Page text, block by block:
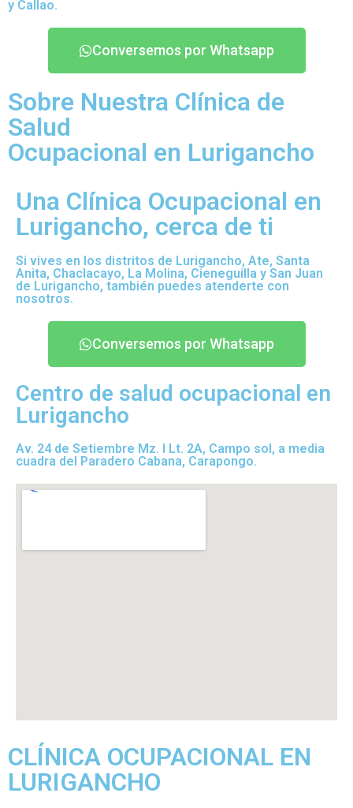
y Callao.
Conversemos por Whatsapp
Sobre Nuestra Clínica de
Salud
Ocupacional en Lurigancho
Una Clínica Ocupacional en
Lurigancho, cerca de ti
Si vives en los distritos de Lurigancho, Ate, Santa
Anita, Chaclacayo, La Molina, Cieneguilla y San Juan
de Lurigancho, también puedes atenderte con
nosotros.
Conversemos por Whatsapp
Centro de salud ocupacional en
Lurigancho
Av. 24 de Setiembre Mz. I Lt. 2A, Campo sol, a media
cuadra del Paradero Cabana, Carapongo.
CLÍNICA OCUPACIONAL EN
LURIGANCHO